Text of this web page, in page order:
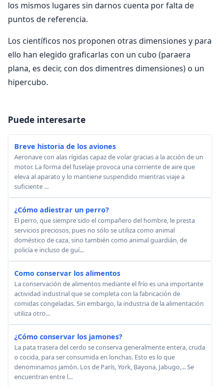
los mismos lugares sin darnos cuenta por falta de
puntos de referencia.
Los científicos nos proponen otras dimensiones y para
ello han elegido graficarlas con un cubo (paraera
plana, es decir, con dos dimen­tres dimensiones) o un
hipercubo.
Puede interesarte
Breve historia de los aviones
Aeronave con alas rígidas capaz de volar gracias a la acción de un
motor. La forma del fuselaje provoca una corriente de aire que
eleva al aparato y lo mantiene suspendido mientras viaje a
suficiente ...
¿Cómo adiestrar un perro?
El perro, que siempre sido el compañero del hombre, le presta
servicios preciosos, pues no sólo se utiliza como animal
doméstico de caza, sino también como animal guardián, de
policía e incluso de guí...
Como conservar los alimentos
La conservación de alimentos mediante el frío es una importante
actividad industrial que se completa con la fabricación de
comidas congeladas. Sin embargo, la industria de la alimentación
utiliza otro...
¿Cómo conservar los jamones?
La pata trasera del cerdo se conserva generalmente entera, cruda
o cocida, para ser consumida en lonchas. Esto es lo que
denominamos jamón. Los de París, York, Bayona, Jabugo,... Se
encuentran entre l...